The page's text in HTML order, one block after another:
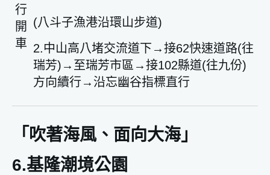
行
開
車
(八斗子漁港沿環山步道)
2.中山高八堵交流道下→接62快速道路(往
瑞芳)→至瑞芳市區→接102縣道(往九份)
方向續行→沿忘幽谷指標直行
「吹著海風、面向大海」
6.基隆潮境公園